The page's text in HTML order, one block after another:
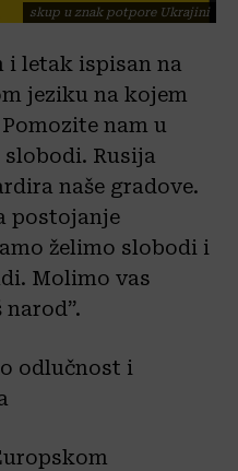
skup u znak potpore Ukrajini
i letak ispisan na
jeziku na kojem
nam u
Rusija
naše gradove.
postojanje
želimo slobodi i
Molimo vas
odlučnost i